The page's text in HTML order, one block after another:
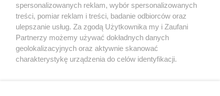
Nie zapomnij
zapoznać się z:
polityką prywatności regulamin korzystania z portali
Twojemiasto
Piekary Śląskie
Chorzów
Tarnowskie Góry
Skontakuj sięz nami
Kontakt
Wydawca
Redakcja
spersonalizowanych reklam, wybór spersonalizowanych
treści, pomiar reklam i treści, badanie odbiorców oraz
ulepszanie usług. Za zgodą Użytkownika my i Zaufani
Partnerzy możemy używać dokładnych danych
geolokalizacyjnych oraz aktywnie skanować
charakterystykę urządzenia do celów identyfikacji.